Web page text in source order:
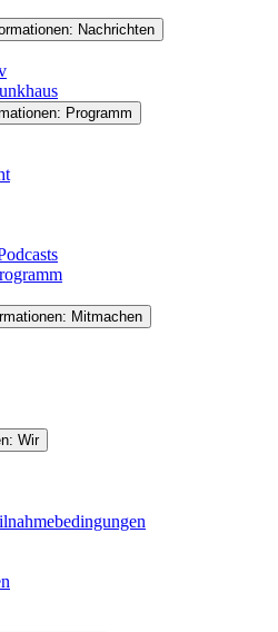
Nachrichten
Programm
Mitmachen
Wir